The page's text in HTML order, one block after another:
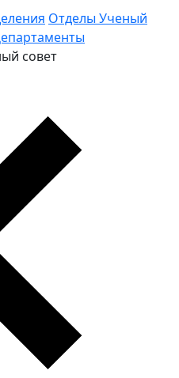
Отделы Ученый
совет